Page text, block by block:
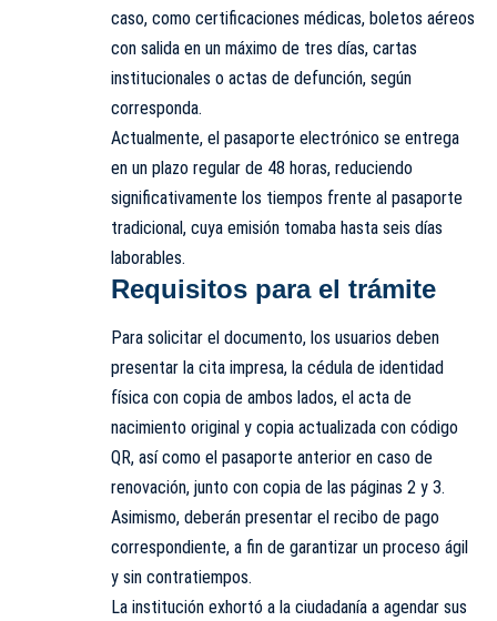
caso, como certificaciones médicas, boletos aéreos
con salida en un máximo de tres días, cartas
institucionales o actas de defunción, según
corresponda.
Actualmente, el pasaporte electrónico se entrega
en un plazo regular de 48 horas, reduciendo
significativamente los tiempos frente al pasaporte
tradicional, cuya emisión tomaba hasta seis días
laborables.
Requisitos para el trámite
Para solicitar el documento, los usuarios deben
presentar la cita impresa, la cédula de identidad
física con copia de ambos lados, el acta de
nacimiento original y copia actualizada con código
QR, así como el pasaporte anterior en caso de
renovación, junto con copia de las páginas 2 y 3.
Asimismo, deberán presentar el recibo de pago
correspondiente, a fin de garantizar un proceso ágil
y sin contratiempos.
La institución exhortó a la ciudadanía a agendar sus